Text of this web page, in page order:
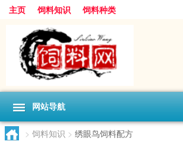
主页 饲料知识 饲料种类
网站导航
> 饲料知识 > 绣眼鸟饲料配方